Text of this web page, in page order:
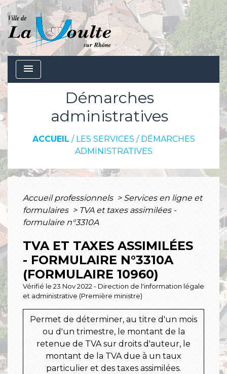
menu
Démarches
administratives
ACCUEIL / LES SERVICES / DÉMARCHES
ADMINISTRATIVES
Accueil professionnels > Services en ligne et
formulaires > TVA et taxes assimilées -
formulaire n°3310A
TVA ET TAXES ASSIMILÉES
- FORMULAIRE N°3310A
(FORMULAIRE 10960)
Vérifié le 23 Nov 2022 - Direction de l'information légale
et administrative (Première ministre)
Permet de déterminer, au titre d'un mois
ou d'un trimestre, le montant de la
retenue de TVA sur droits d'auteur, le
montant de la TVA due à un taux
particulier et des taxes assimilées.